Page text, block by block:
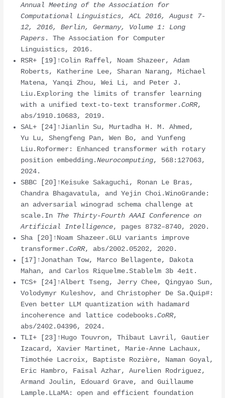
Annual Meeting of the Association for
Computational Linguistics, ACL 2016, August 7-
12, 2016, Berlin, Germany, Volume 1: Long
Papers . The Association for Computer
Linguistics, 2016.
RSR+ [19]↑Colin Raffel, Noam Shazeer, Adam
Roberts, Katherine Lee, Sharan Narang, Michael
Matena, Yanqi Zhou, Wei Li, and Peter J.
Liu.Exploring the limits of transfer learning
with a unified text-to-text transformer.CoRR,
abs/1910.10683, 2019.
SAL+ [24]↑Jianlin Su, Murtadha H. M. Ahmed,
Yu Lu, Shengfeng Pan, Wen Bo, and Yunfeng
Liu.Roformer: Enhanced transformer with rotary
position embedding.Neurocomputing, 568:127063,
2024.
SBBC [20]↑Keisuke Sakaguchi, Ronan Le Bras,
Chandra Bhagavatula, and Yejin Choi.WinoGrande:
an adversarial winograd schema challenge at
scale.In The Thirty-Fourth AAAI Conference on
Artificial Intelligence, pages 8732–8740, 2020.
Sha [20]↑Noam Shazeer.GLU variants improve
transformer.CoRR, abs/2002.05202, 2020.
[17]↑Jonathan Tow, Marco Bellagente, Dakota
Mahan, and Carlos Riquelme.Stablelm 3b 4e1t.
TCS+ [24]↑Albert Tseng, Jerry Chee, Qingyao Sun,
Volodymyr Kuleshov, and Christopher De Sa.Quip#:
Even better LLM quantization with hadamard
incoherence and lattice codebooks.CoRR,
abs/2402.04396, 2024.
TLI+ [23]↑Hugo Touvron, Thibaut Lavril, Gautier
Izacard, Xavier Martinet, Marie-Anne Lachaux,
Timothée Lacroix, Baptiste Rozière, Naman Goyal,
Eric Hambro, Faisal Azhar, Aurelien Rodriguez,
Armand Joulin, Edouard Grave, and Guillaume
Lample.LLaMA: open and efficient foundation